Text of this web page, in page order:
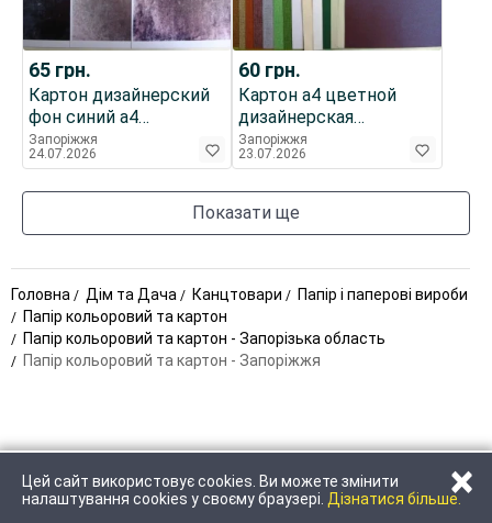
65 грн.
Картон дизайнерский
фон синий а4
фотобумага плотная
набор 3 штуки
Запоріжжя
24.07.2026
60 грн.
Картон а4 цветной
дизайнерская
текстура, блеск,
двусторонний 250 г м2
Запоріжжя
23.07.2026
Показати ще
Головна Дім та Дача Канцтовари
Папір і паперові вироби
Папір кольоровий та картон
Папір кольоровий та картон - Запорізька область
Папір кольоровий та картон - Запоріжжя
Цей сайт використовує cookies. Ви можете змінити
налаштування cookies у своєму браузері. Дізнатися більше.×
ЗАТЕЛЕФОНУВАТИ НАПИСАТИ